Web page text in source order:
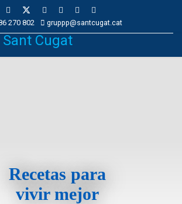
270 802 gruppp@santcugat.cat
Recetas para
vivir mejor